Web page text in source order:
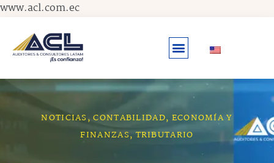
www.acl.com.ecIr
contenido
NOTICIAS,CONTABILIDAD, ECONOMÍA Y
FINANZAS, TRIBUTARIO